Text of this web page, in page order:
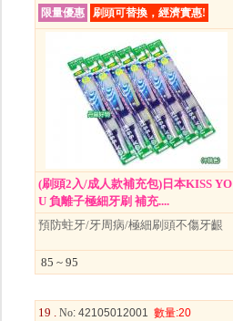
限量優惠
刷頭可替換，經濟實惠!
(刷頭2入/成人款補充包)日本KISS YO
U 負離子極細牙刷 補充....
預防蛀牙/牙周病/極細刷頭不傷牙齦
85 ~ 95
19 . No: 42105012001 數量:20